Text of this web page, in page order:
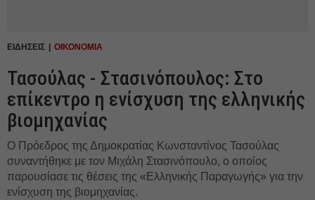
ΕΙΔΗΣΕΙΣ ΟΙΚΟΝΟΜΙΑ
Τασούλας - Στασινόπουλος: Στο
επίκεντρο η ενίσχυση της ελληνικής
βιομηχανίας
Ο Πρόεδρος της Δημοκρατίας Κωνσταντίνος Τασούλας
συναντήθηκε με τον Μιχάλη Στασινόπουλο, ο οποίος
παρουσίασε τις θέσεις της «Ελληνικής Παραγωγής» για την
ενίσχυση της βιομηχανίας.